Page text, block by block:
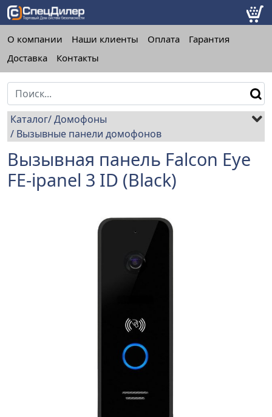
О компании Наши клиенты Оплата
Гарантия
Доставка
Контакты
Каталог Домофоны
Вызывные панели домофонов
Вызывная панель Falcon Eye
FE-ipanel 3 ID (Black)